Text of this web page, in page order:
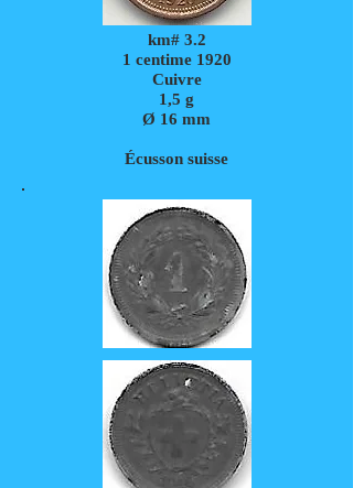
km# 3.2
1 centime 1920
Cuivre
1,5 g
Ø 16 mm
Écusson suisse